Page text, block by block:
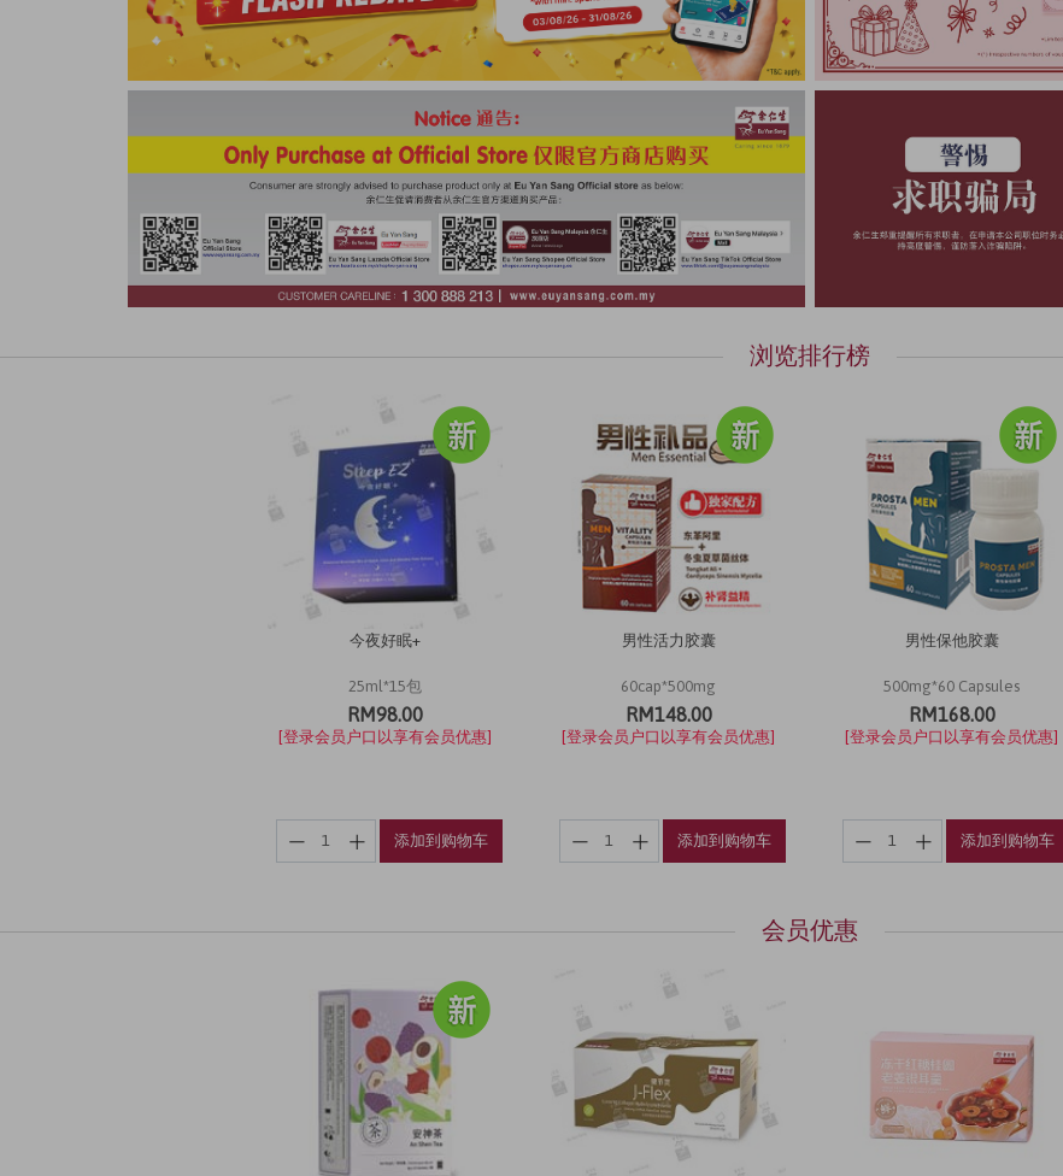
浏览排行榜
今夜好眠+
25ml*15包
RM98.00
[登录会员户口以享有会员优惠]
添加到购物车
男性活力胶囊
60cap*500mg
RM148.00
[登录会员户口以享有会员优惠]
添加到购物车
男性保他胶囊
500mg*60 Capsules
RM168.00
[登录会员户口以享有会员优惠]
添加到购物车
会员优惠